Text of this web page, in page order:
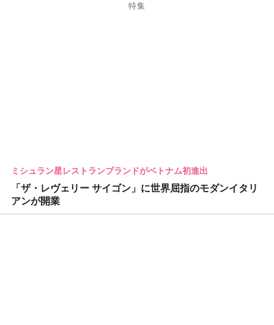
特集
ミシュラン星レストランブランドがベトナム初進出
「ザ・レヴェリー サイゴン」に世界屈指のモダンイタリ
アンが開業